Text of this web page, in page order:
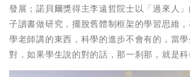
發展；諾貝爾獎得主李遠哲院士以「過來人
子讀書做研究，擺脫舊體制框架的學習思維
學老師講的東西，科學的進步不會有的，當
對，如果學生說的對的話，那一刹那，就是科